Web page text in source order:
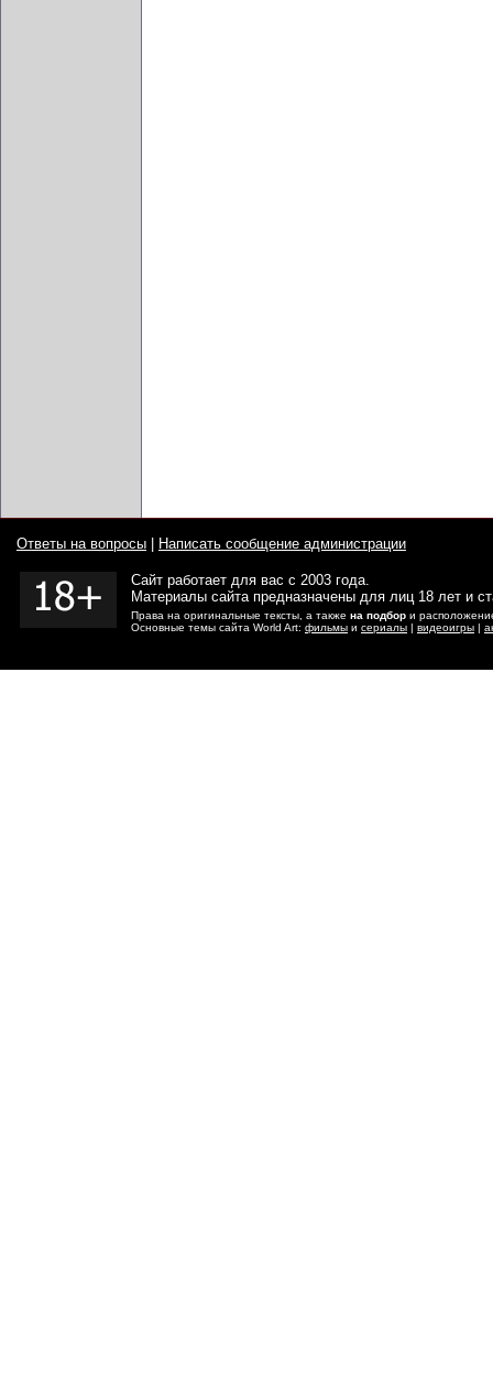
Ответы на вопросы Написать сообщение администрации
Сайт работает для вас с 2003 года.
Материалы сайта предназначены для лиц 18 лет и
Права на оригинальные тексты, а также на подбор и
Основные темы сайта World Art: фильмы и сериалы | видеоигры |